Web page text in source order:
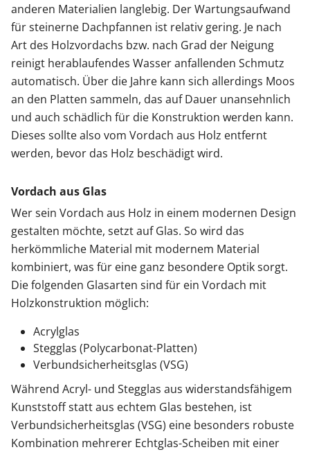
anderen Materialien langlebig. Der Wartungsaufwand
für steinerne Dachpfannen ist relativ gering. Je nach
Art des Holzvordachs bzw. nach Grad der Neigung
reinigt herablaufendes Wasser anfallenden Schmutz
automatisch. Über die Jahre kann sich allerdings Moos
an den Platten sammeln, das auf Dauer unansehnlich
und auch schädlich für die Konstruktion werden kann.
Dieses sollte also vom Vordach aus Holz entfernt
werden, bevor das Holz beschädigt wird.
Vordach aus Glas
Wer sein Vordach aus Holz in einem modernen Design
gestalten möchte, setzt auf Glas. So wird das
herkömmliche Material mit modernem Material
kombiniert, was für eine ganz besondere Optik sorgt.
Die folgenden Glasarten sind für ein Vordach mit
Holzkonstruktion möglich:
Acrylglas
Stegglas (Polycarbonat-Platten)
Verbundsicherheitsglas (VSG)
Während Acryl- und Stegglas aus widerstandsfähigem
Kunststoff statt aus echtem Glas bestehen, ist
Verbundsicherheitsglas (VSG) eine besonders robuste
Kombination mehrerer Echtglas-Scheiben mit einer